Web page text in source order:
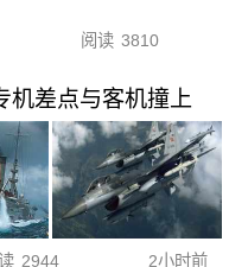
阅读 3810
机差点与客机撞上
2944 2小时前